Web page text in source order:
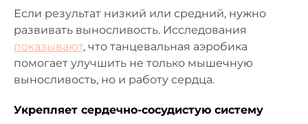
Если результат низкий или средний, нужно
развивать выносливость. Исследования
показывают, что танцевальная аэробика
помогает улучшить не только мышечную
выносливость, но и работу сердца.
Укрепляет сердечно-сосудистую систему